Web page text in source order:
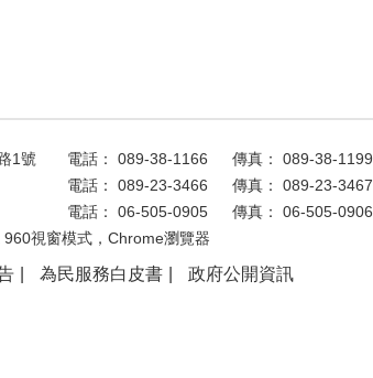
1號 電話： 089-38-1166
傳真： 089-38-1199
電話： 089-23-3466
傳真： 089-23-3467
電話： 06-505-0905
傳真： 06-505-0906
視窗模式，Chrome瀏覽器
為民服務白皮書
政府公開資訊